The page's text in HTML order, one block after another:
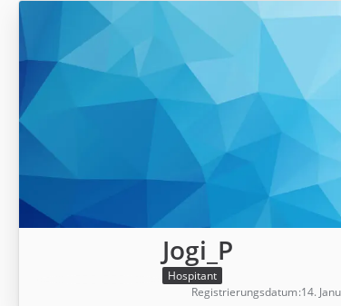
Jogi_P
Hospitant
Registrierungsdatum 14.